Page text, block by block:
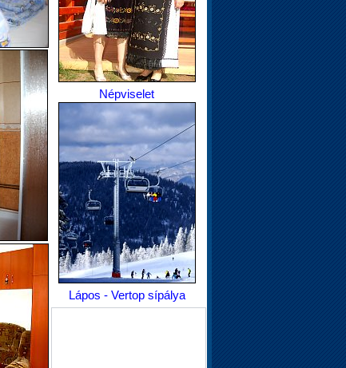
Népviselet
Lápos - Vertop sípálya